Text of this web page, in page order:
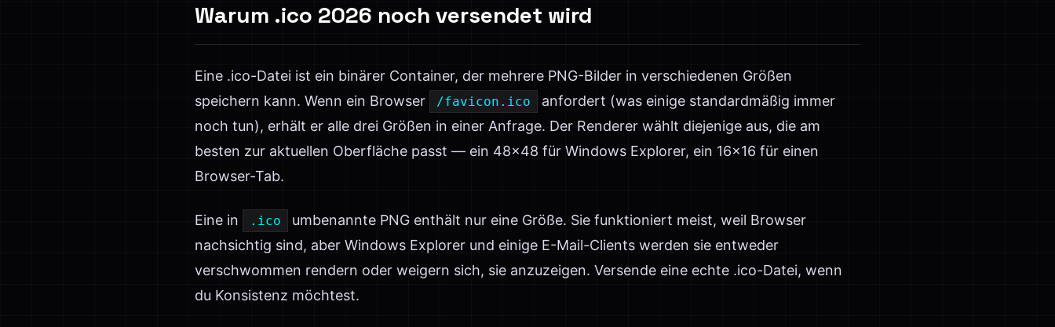
Warum .ico 2026 noch versendet wird
Eine .ico-Datei ist ein binärer Container, der mehrere PNG-Bilder in verschiedenen Größen
speichern kann. Wenn ein Browser
/favicon.ico
anfordert (was einige standardmäßig immer
noch tun), erhält er alle drei Größen in einer Anfrage. Der Renderer wählt diejenige aus, die am
besten zur aktuellen Oberfläche passt — ein 48×48 für Windows Explorer, ein 16×16 für einen
Browser-Tab.
Eine in .ico
umbenannte PNG enthält nur eine Größe. Sie funktioniert meist, weil Browser
nachsichtig sind, aber Windows Explorer und einige E-Mail-Clients werden sie entweder
verschwommen rendern oder weigern sich, sie anzuzeigen. Versende eine echte .ico-Datei, wenn
du Konsistenz möchtest.